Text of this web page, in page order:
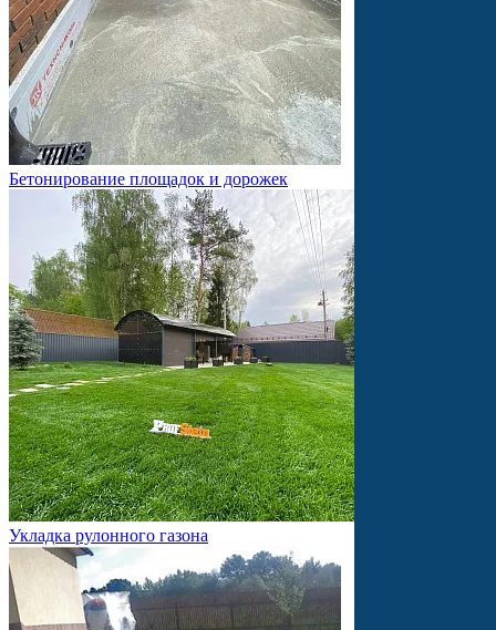
Бетонирование площадок и дорожек
Укладка рулонного газона